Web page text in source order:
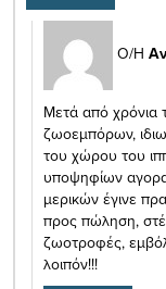
Ο/Η
Μετά από χρόνια
ζωοεμπόρων,
του χώρου του
υποψηφίων
μερικών έγινε
προς πώληση,
ζωοτροφές,
λοιπόν!!!